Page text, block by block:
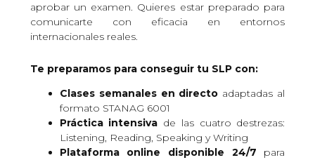
aprobar un examen. Quieres estar preparado para
comunicarte con eficacia en entornos
internacionales reales.
Te preparamos para conseguir tu SLP con:
Clases semanales en directo adaptadas al
formato STANAG 6001
Práctica intensiva de las cuatro destrezas:
Listening, Reading, Speaking y Writing
Plataforma online disponible 24/7 para